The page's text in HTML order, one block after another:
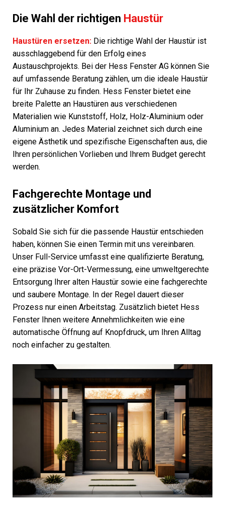
Die Wahl der richtigen Haustür
Haustüren ersetzen: Die richtige Wahl der Haustür ist
ausschlaggebend für den Erfolg eines
Austauschprojekts. Bei der Hess Fenster AG können Sie
auf umfassende Beratung zählen, um die ideale Haustür
für Ihr Zuhause zu finden. Hess Fenster bietet eine
breite Palette an Haustüren aus verschiedenen
Materialien wie Kunststoff, Holz, Holz-Aluminium oder
Aluminium an. Jedes Material zeichnet sich durch eine
eigene Ästhetik und spezifische Eigenschaften aus, die
Ihren persönlichen Vorlieben und Ihrem Budget gerecht
werden.
Fachgerechte Montage und
zusätzlicher Komfort
Sobald Sie sich für die passende Haustür entschieden
haben, können Sie einen Termin mit uns vereinbaren.
Unser Full-Service umfasst eine qualifizierte Beratung,
eine präzise Vor-Ort-Vermessung, eine umweltgerechte
Entsorgung Ihrer alten Haustür sowie eine fachgerechte
und saubere Montage. In der Regel dauert dieser
Prozess nur einen Arbeitstag. Zusätzlich bietet Hess
Fenster Ihnen weitere Annehmlichkeiten wie eine
automatische Öffnung auf Knopfdruck, um Ihren Alltag
noch einfacher zu gestalten.